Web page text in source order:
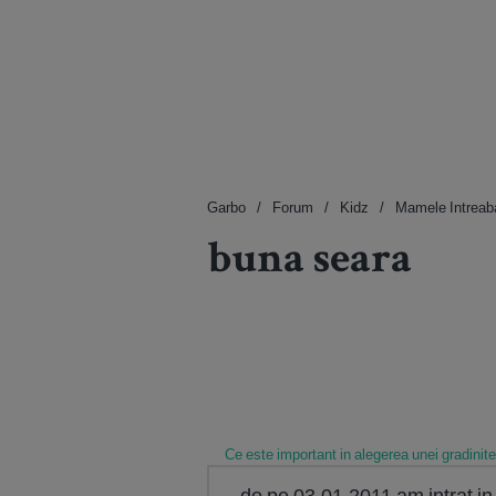
Garbo Forum Kidz Mamele
buna seara
Ce este important in alegerea unei